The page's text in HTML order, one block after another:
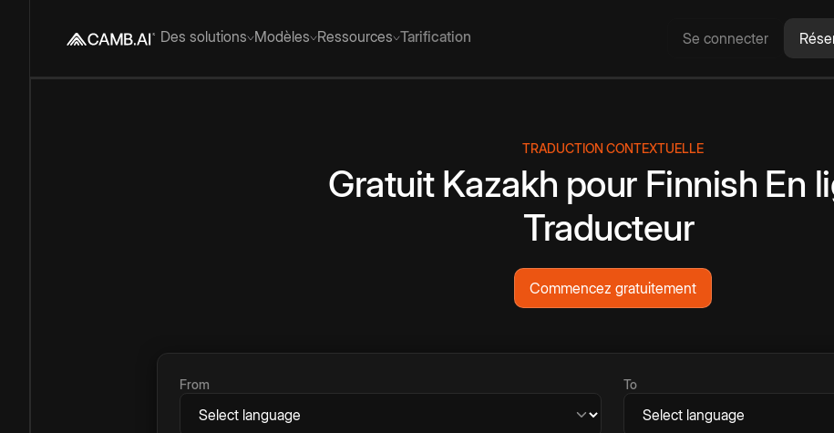
Des solutions Modèles Ressources Tarification Se connecter
TRADUCTION CONTEXTUELLE
Gratuit Kazakh pour Finnish En
Traducteur
Commencez gratuitement
From To